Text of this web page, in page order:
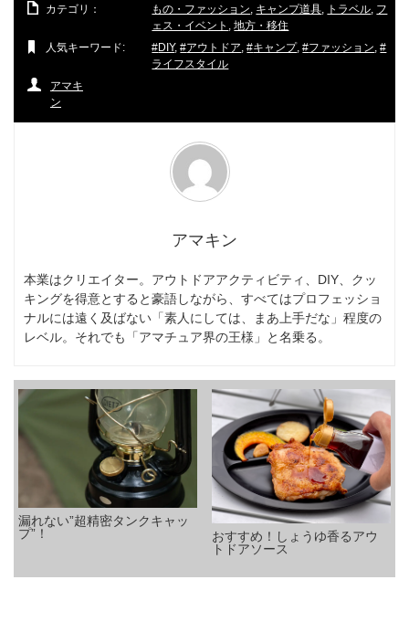
カテゴリ： もの・ファッション キャンプ道具 トラベル フ
ェス・イベント
,地方・移住
人気キーワード:
DIY, アウトドア , キャンプ, ファッション ,
ライフスタイル
アマキ
ン
アマキン
本業はクリエイター。アウトドアアクティビティ、DIY、クッ
キングを得意とすると豪語しながら、すべてはプロフェッショ
ナルには遠く及ばない「素人にしては、まあ上手だな」程度の
レベル。それでも「アマチュア界の王様」と名乗る。
漏れない”超精密タンクキャッ
プ”！
おすすめ！しょうゆ香るアウ
トドアソース